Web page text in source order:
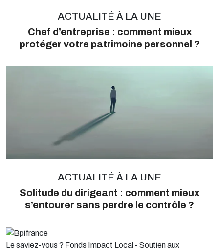
ACTUALITÉ À LA UNE
Chef d’entreprise : comment mieux
protéger votre patrimoine personnel ?
ACTUALITÉ À LA UNE
Solitude du dirigeant : comment mieux
s’entourer sans perdre le contrôle ?
Le saviez-vous ? Fonds Impact Local - Soutien aux